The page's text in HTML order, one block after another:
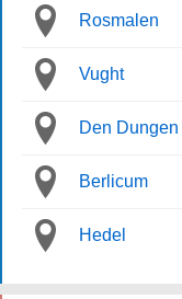
Rosmalen
Vught
Den Dungen
Berlicum
Hedel